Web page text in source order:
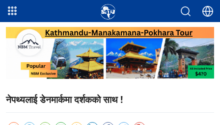
नेपथ्यलाई डेनमार्कमा दर्शकको साथ !